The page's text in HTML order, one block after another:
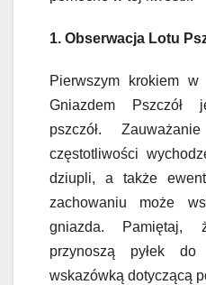
1. Obserwacja Lotu
Pierwszym krokiem
Gniazdem Pszczół
pszczół.
częstotliwości
dziupli, a także
zachowaniu może
gniazda. Pamiętaj,
przynoszą pyłek
wskazówką dotyczącą